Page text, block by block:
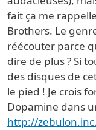
fait ça me
Brothers. Le
réécouter parce
dire de plus ? Si
des disques de
le pied ! Je crois
Dopamine dans
http://